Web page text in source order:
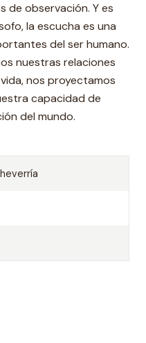
de observación. Y es
la escucha es una
del ser humano.
nuestras relaciones
nos proyectamos
capacidad de
del mundo.